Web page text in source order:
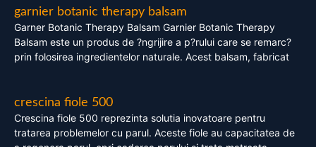
garnier botanic therapy balsam
Garner Botanic Therapy Balsam Garnier Botanic Therapy
Balsam este un produs de ?ngrijire a p?rului care se remarc?
prin folosirea ingredientelor naturale. Acest balsam, fabricat
crescina fiole 500
Crescina fiole 500 reprezinta solutia inovatoare pentru
tratarea problemelor cu parul. Aceste fiole au capacitatea de